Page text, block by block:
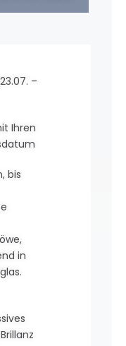
–
Ihren
bis
in